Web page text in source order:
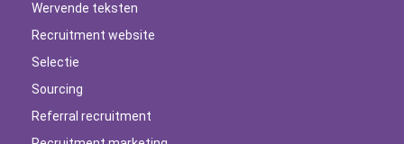
Wervende teksten
Recruitment website
Selectie
Sourcing
Referral recruitment